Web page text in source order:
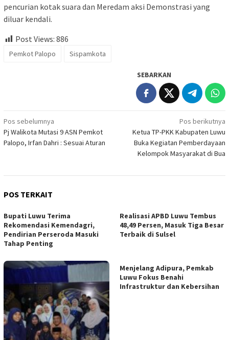
pencurian kotak suara dan Meredam aksi Demonstrasi yang
diluar kendali.
Post Views: 886
Pemkot Palopo Sispamkota
SEBARKAN
Navigasi
pos
Pos sebelumnya
Pj Walikota Mutasi 9 ASN Pemkot
Palopo, Irfan Dahri : Sesuai Aturan
Pos berikutnya
Ketua TP-PKK Kabupaten Luwu
Buka Kegiatan Pemberdayaan
Kelompok Masyarakat di Bua
POS TERKAIT
Bupati Luwu Terima
Rekomendasi Kemendagri,
Pendirian Perseroda Masuki
Tahap Penting
Realisasi APBD Luwu Tembus
48,49 Persen, Masuk Tiga Besar
Terbaik di Sulsel
Menjelang Adipura, Pemkab
Luwu Fokus Benahi
Infrastruktur dan Kebersihan